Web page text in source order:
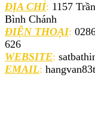
ĐỊA CHỈ: 1157
Bình Chánh
ĐIỆN THOẠI:
626
WEBSITE:
EMAIL: